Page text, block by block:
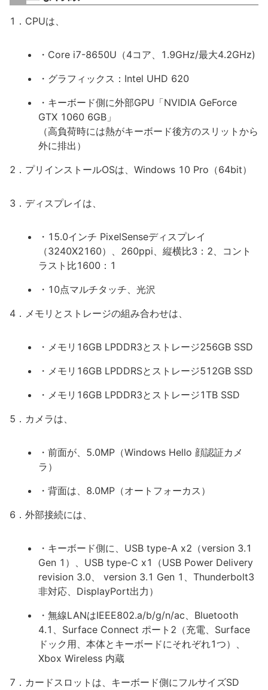
1．CPUは、
・Core i7-8650U（4コア、1.9GHz/最大4.2GHz)
・グラフィックス：Intel UHD 620
・キーボード側に外部GPU「NVIDIA GeForce
GTX 1060 6GB」
（高負荷時には熱がキーボード後方のスリットから
外に排出）
2．プリインストールOSは、Windows 10 Pro（64bit）
3．ディスプレイは、
・15.0インチ PixelSenseディスプレイ
（3240X2160）、260ppi、縦横比3：2、コント
ラスト比1600：1
・10点マルチタッチ、光沢
4．メモリとストレージの組み合わせは、
・メモリ16GB LPDDR3とストレージ256GB SSD
・メモリ16GB LPDDRSとストレージ512GB SSD
・メモリ16GB LPDDR3とストレージ1TB SSD
5．カメラは、
・前面が、5.0MP（Windows Hello 顔認証カメ
ラ）
・背面は、8.0MP（オートフォーカス）
6．外部接続には、
・キーボード側に、USB type-A x2（version 3.1
Gen 1）、USB type-C x1（USB Power Delivery
revision 3.0、 version 3.1 Gen 1、Thunderbolt3
非対応、DisplayPort出力）
・無線LANはIEEE802.a/b/g/n/ac、Bluetooth
4.1、Surface Connect ポート2（充電、Surface
ドック用、本体とキーボードにそれぞれ1つ）、
Xbox Wireless 内蔵
7．カードスロットは、キーボード側にフルサイズSD